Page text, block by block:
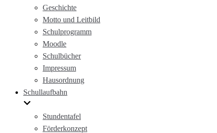
Geschichte
Motto und Leitbild
Schulprogramm
Moodle
Schulbücher
Impressum
Hausordnung
Schullaufbahn
Stundentafel
Förderkonzept